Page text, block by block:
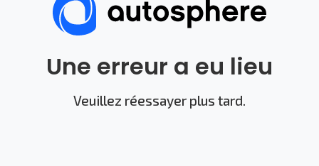
Une erreur a eu lieu
Veuillez réessayer plus tard.